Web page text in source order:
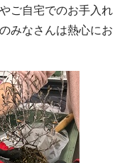
ご自宅でのお手入れ
みなさんは熱心にお